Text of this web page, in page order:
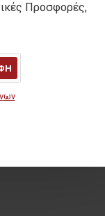
Προσφορές,
ΤΙΜΗ:
(-31%)